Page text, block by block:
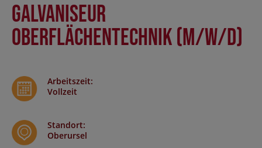
Galvaniseur
Oberflächentechnik (m/w/d)
Arbeitszeit:
Vollzeit
Standort:
Oberursel